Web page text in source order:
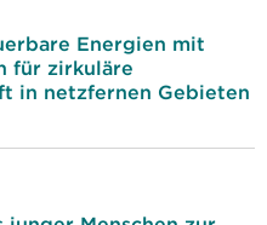
Energien mit
für zirkuläre
in netzfernen Gebieten